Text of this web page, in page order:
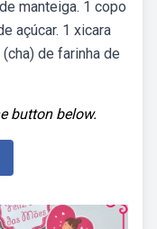
manteiga. 1 copo
açúcar. 1 xicara
de farinha de
button below.